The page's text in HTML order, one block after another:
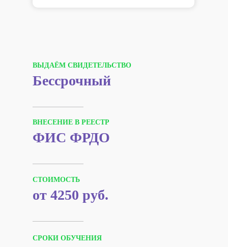
ВЫДАЁМ СВИДЕТЕЛЬСТВО
Бессрочный
ВНЕСЕНИЕ В РЕЕСТР
ФИС ФРДО
СРОКИ ОБУЧЕНИЯ
СТОИМОСТЬ
от 4250 руб.